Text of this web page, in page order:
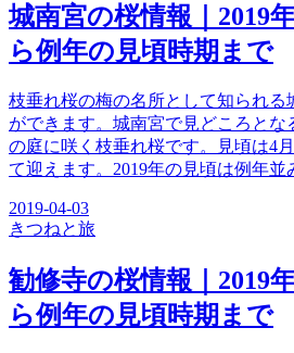
城南宮の桜情報｜2019
ら例年の見頃時期まで
枝垂れ桜の梅の名所として知られる
ができます。城南宮で見どころとな
の庭に咲く枝垂れ桜です。見頃は4
て迎えます。2019年の見頃は例年並
2019-04-03
きつねと旅
勧修寺の桜情報｜2019
ら例年の見頃時期まで